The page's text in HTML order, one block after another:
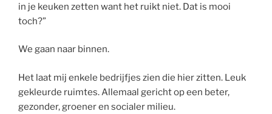
in je keuken zetten want het ruikt niet. Dat is mooi
toch?”
We gaan naar binnen.
Het laat mij enkele bedrijfjes zien die hier zitten. Leuk
gekleurde ruimtes. Allemaal gericht op een beter,
gezonder, groener en socialer milieu.